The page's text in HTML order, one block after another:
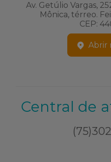
Av. Getúlio Vargas,
Mônica, térreo.
CEP:
Abrir
Central de